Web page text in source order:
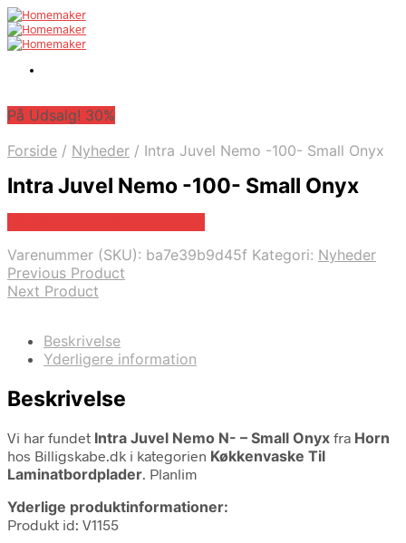
På Udsalg! 30%
Forside / Nyheder / Intra Juvel Nemo -100- Small Onyx
Intra Juvel Nemo -100- Small Onyx
Varenummer (SKU): ba7e39b9d45f Kategori: Nyheder
Previous Product
Next Product
Beskrivelse
Yderligere information
Beskrivelse
Vi har fundet Intra Juvel Nemo N- – Small Onyx fra Horn
hos Billigskabe.dk i kategorien Køkkenvaske Til
Laminatbordplader. Planlim
Yderlige produktinformationer:
Produkt id: V1155